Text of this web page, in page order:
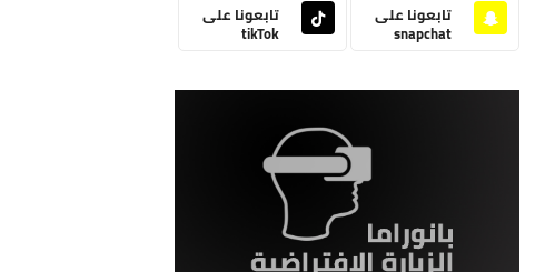
تابعونا على
snapchat
تابعونا على
tikTok